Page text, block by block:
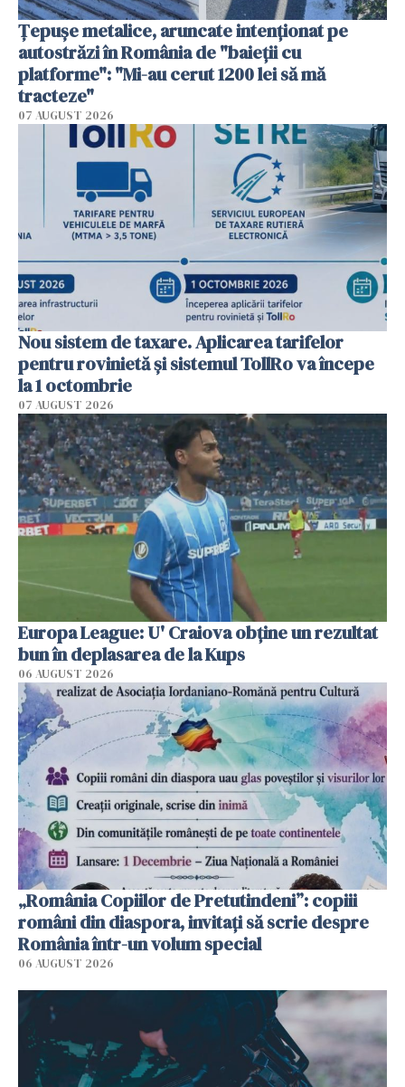
Țepușe metalice, aruncate intenționat pe
autostrăzi în România de "baieții cu
platforme": "Mi-au cerut 1200 lei să mă
tracteze"
07 AUGUST 2026
Nou sistem de taxare. Aplicarea tarifelor
pentru rovinietă şi sistemul TollRo va începe
la 1 octombrie
07 AUGUST 2026
Europa League: U' Craiova obține un rezultat
bun în deplasarea de la Kups
06 AUGUST 2026
„România Copiilor de Pretutindeni”: copiii
români din diaspora, invitați să scrie despre
România într-un volum special
06 AUGUST 2026